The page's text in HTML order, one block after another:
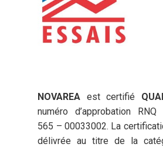
NOVAREA est certifié
numéro d’approbation RNQ
565 – 00033002. La
délivrée au titre de la